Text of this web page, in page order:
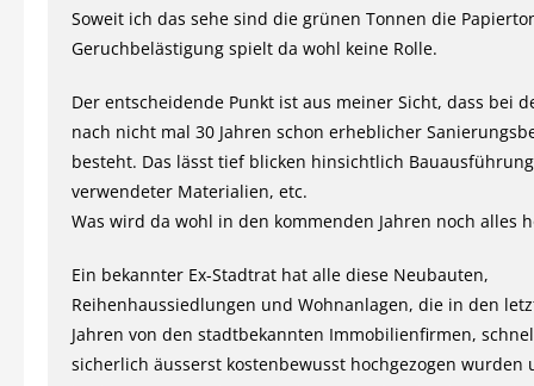
Soweit ich das sehe sind die grünen Tonnen die
Geruchbelästigung spielt da wohl keine Rolle.
Der entscheidende Punkt ist aus meiner Sicht, dass bei
nach nicht mal 30 Jahren schon erheblicher
besteht. Das lässt tief blicken hinsichtlich
verwendeter Materialien, etc.
Was wird da wohl in den kommenden Jahren noch alles
Ein bekannter Ex-Stadtrat hat alle diese Neubauten,
Reihenhaussiedlungen und Wohnanlagen, die in den
Jahren von den stadtbekannten Immobilienfirmen,
sicherlich äusserst kostenbewusst hochgezogen wurden